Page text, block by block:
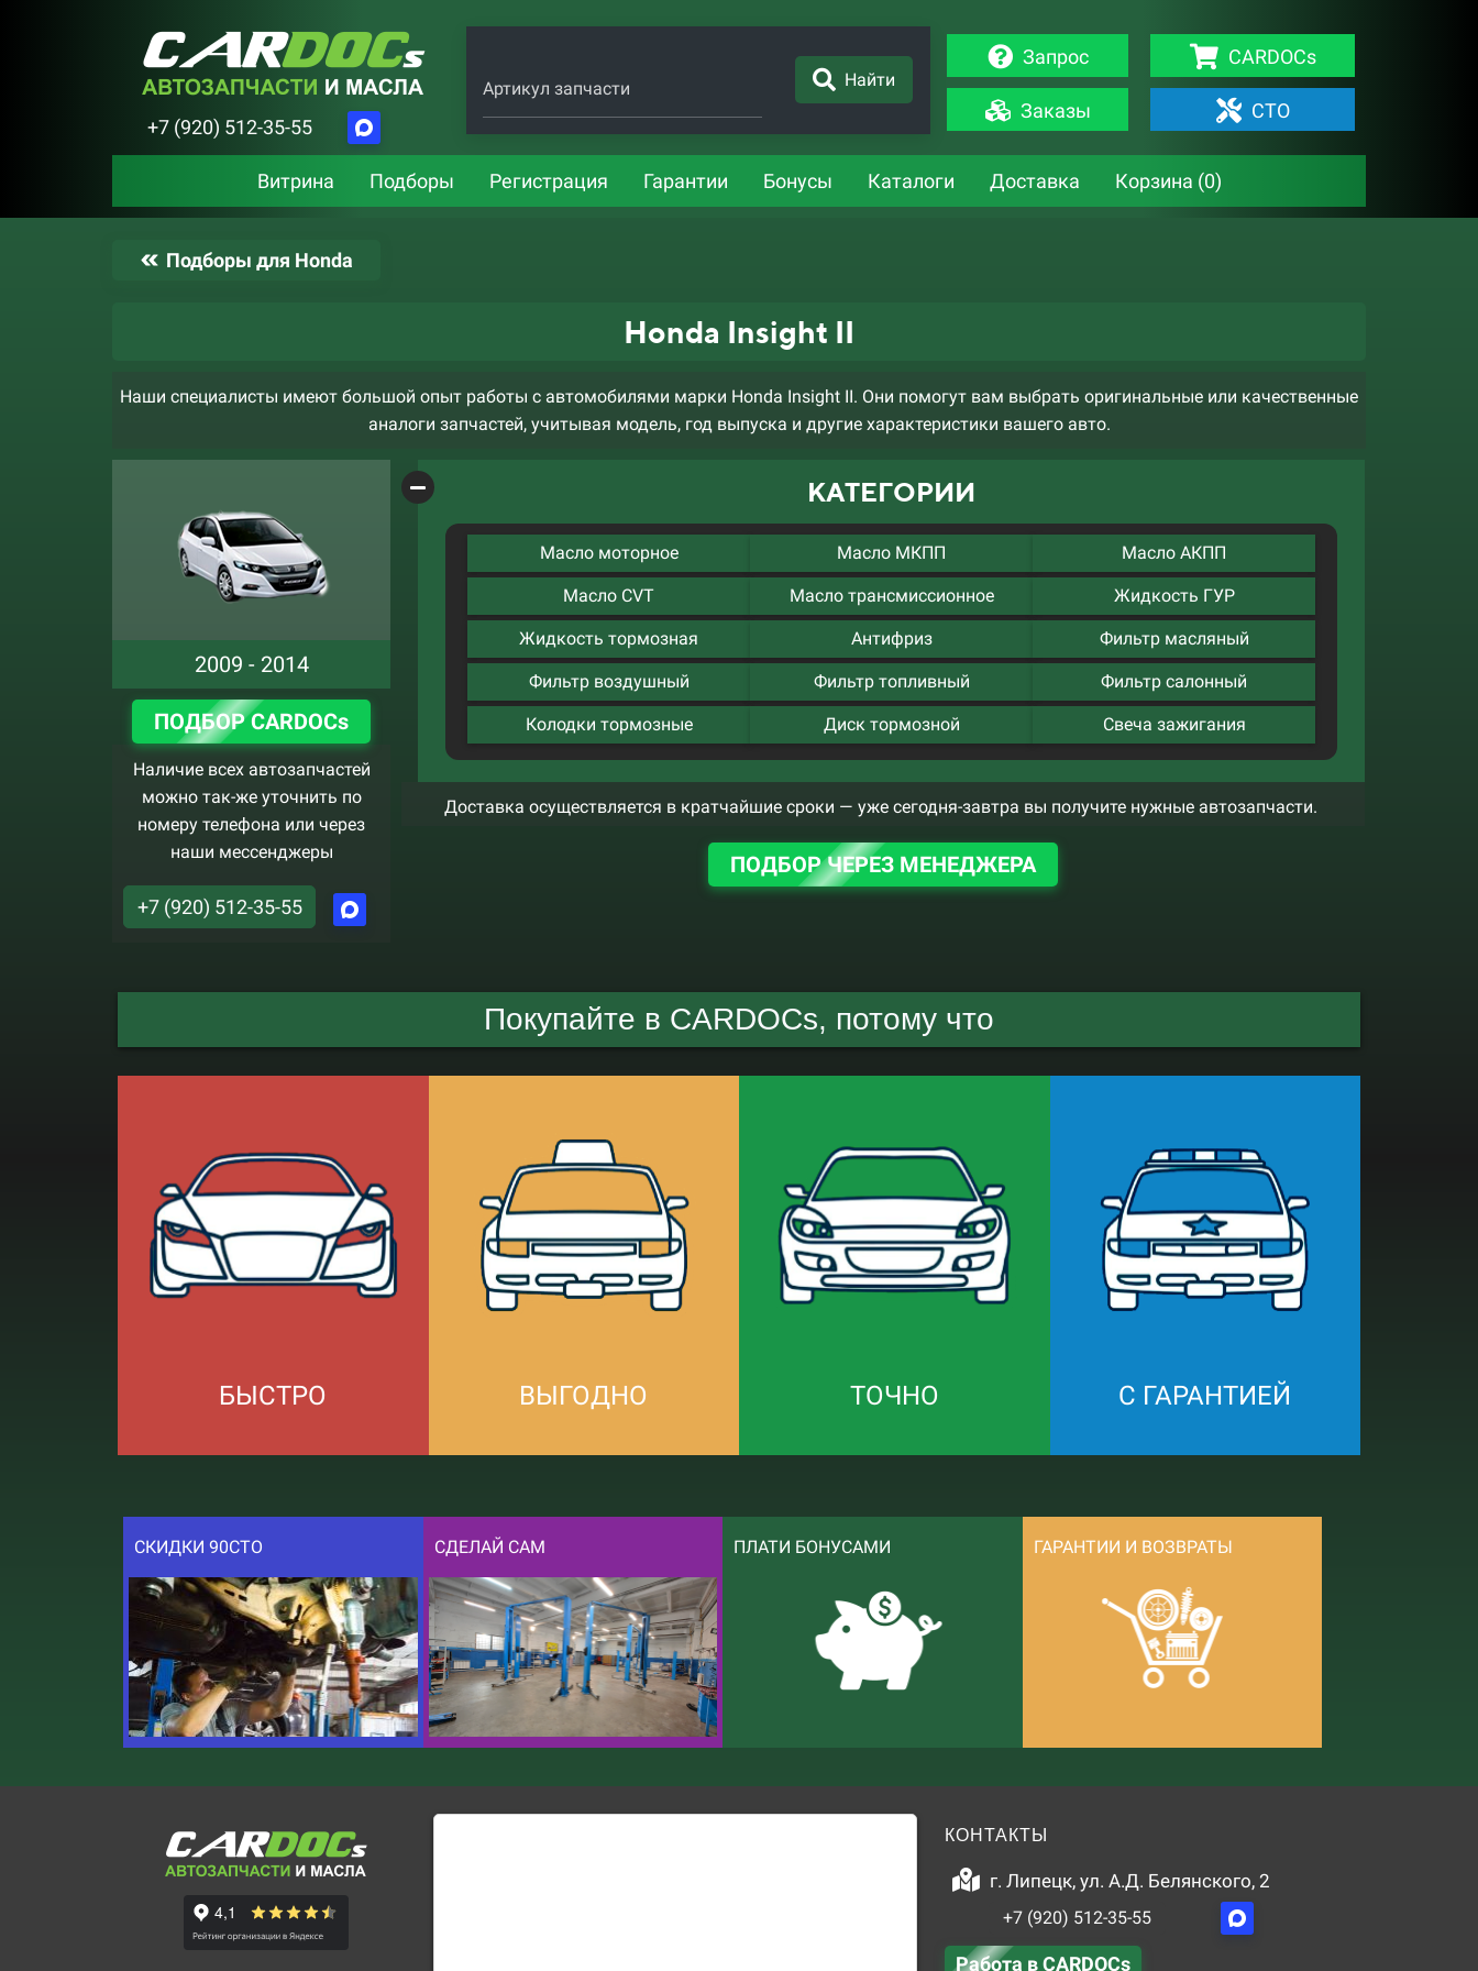
+7 (920) 512-35-55
Артикул запчасти Найти
Запрос
Заказы
CARDOCs
СТО
Витрина Подборы Регистрация Гарантии Бонусы Каталоги Доставка Корзина (0)
Подборы для Honda
Honda Insight II
Наши специалисты имеют большой опыт работы с автомобилями марки Honda Insight II. Они помогут вам выбрать оригинальные или качественные
аналоги запчастей, учитывая модель, год выпуска и другие характеристики вашего авто.
2009 - 2014
ПОДБОР CARDOCs
Наличие всех автозапчастей
можно так-же уточнить по
номеру телефона или через
наши мессенджеры
+7 (920) 512-35-55
КАТЕГОРИИ
Масло моторное Масло МКПП Масло АКПП
Масло CVT Масло трансмиссионное Жидкость ГУР
Жидкость тормозная Антифриз Фильтр масляный
Фильтр воздушный Фильтр топливный Фильтр салонный
Колодки тормозные Диск тормозной Свеча зажигания
Доставка осуществляется в кратчайшие сроки — уже сегодня-завтра вы получите нужные автозапчасти.
ПОДБОР ЧЕРЕЗ МЕНЕДЖЕРА
Покупайте в CARDOCs, потому что
БЫСТРО ВЫГОДНО ТОЧНО С ГАРАНТИЕЙ
СКИДКИ 90СТО СДЕЛАЙ САМ ПЛАТИ БОНУСАМИ ГАРАНТИИ И ВОЗВРАТЫ
КОНТАКТЫ
г. Липецк, ул. А.Д. Белянского, 2
+7 (920) 512-35-55
Работа в CARDOCs